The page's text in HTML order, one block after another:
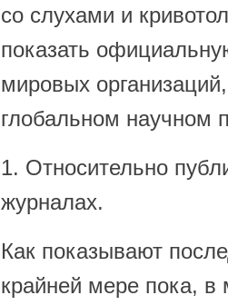
со слухами и
показать
мировых
глобальном научном
1. Относительно
журналах.
Как показывают
крайней мере пока,